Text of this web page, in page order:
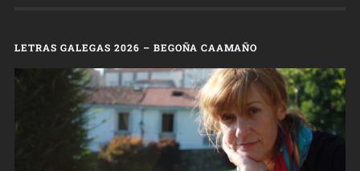
LETRAS GALEGAS 2026 – BEGOÑA CAAMAÑO